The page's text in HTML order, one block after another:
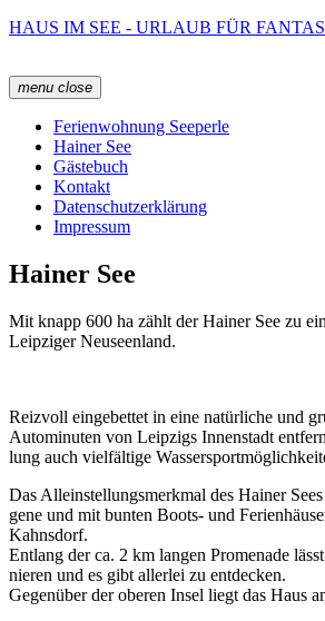
Zum
HAUS IM SEE - URLAUB FÜR
menu close
Ferienwohnung Seeperle
Hainer See
Gästebuch
Kontakt
Datenschutzerklärung
Impressum
Hainer See
Mit knapp 600 ha zählt der Hai­ner See zu
Leip­zi­ger Neu­se­en­land.
Reiz­voll ein­ge­bet­tet in eine natür­li­che und
Auto­mi­nu­ten von Leip­zigs Innen­stadt
lung auch viel­fäl­ti­ge
Das Allein­stel­lungs­merk­mal des Hai­ner
ge­ne und mit bun­ten Boots- und
Kahns­dorf.
Ent­lang der ca. 2 km lan­gen Pro­me­na­de
nie­ren und es gibt aller­lei zu ent­de­cken.
Gegen­über der obe­ren Insel liegt das Haus